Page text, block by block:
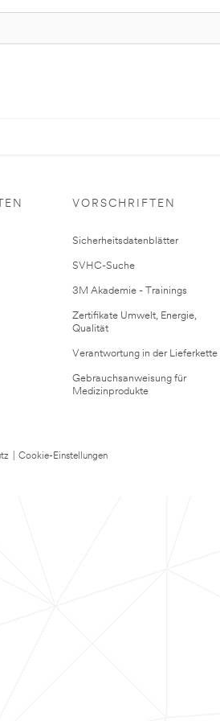
VORSCHRIFTEN
Sicherheitsdatenblätter
SVHC-Suche
3M Akademie - Trainings
Zertifikate Umwelt, Energie,
Qualität
Verantwortung in der Lieferkette
Gebrauchsanweisung für
Medizinprodukte
Cookie-Einstellungen